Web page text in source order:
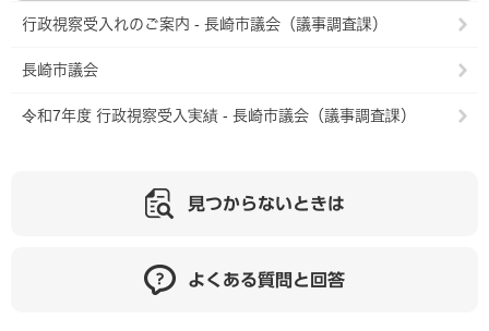
行政視察受入れのご案内 - 長崎市議会（議事調査課）
長崎市議会
令和7年度 行政視察受入実績 - 長崎市議会（議事調査課）
見つからないときは
よくある質問と回答